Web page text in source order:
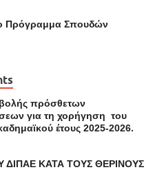
Πρόγραμμα Σπουδών
πρόσθετων
για τη χορήγηση του
έτους 2025-2026.
ΔΙΠΑΕ ΚΑΤΑ ΤΟΥΣ ΘΕΡΙΝΟΥΣ